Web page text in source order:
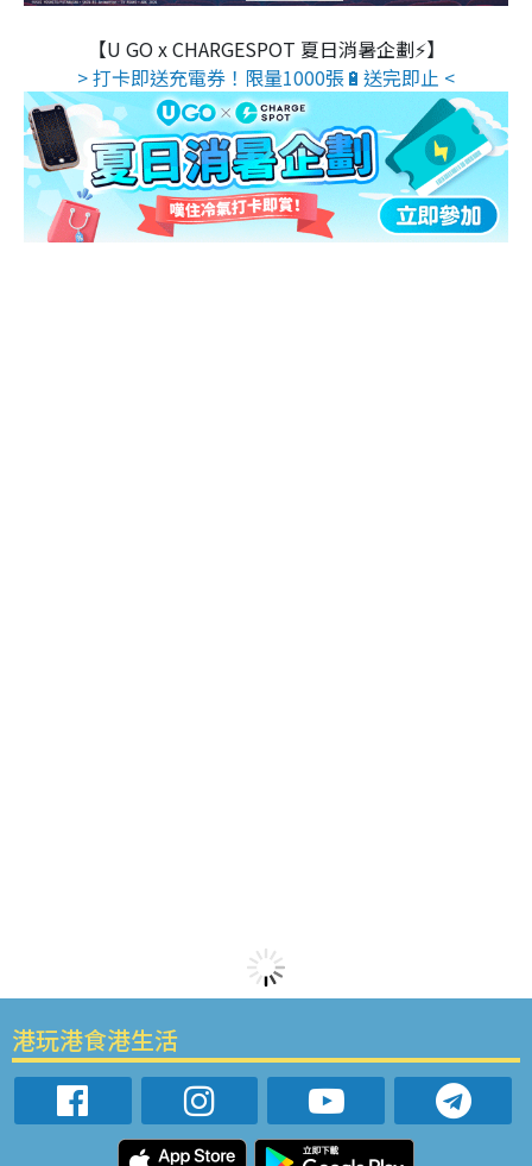
【U GO x CHARGESPOT 夏日消暑企劃⚡】
> 打卡即送充電券！限量1000張🔋送完即止 <
港玩港食港生活